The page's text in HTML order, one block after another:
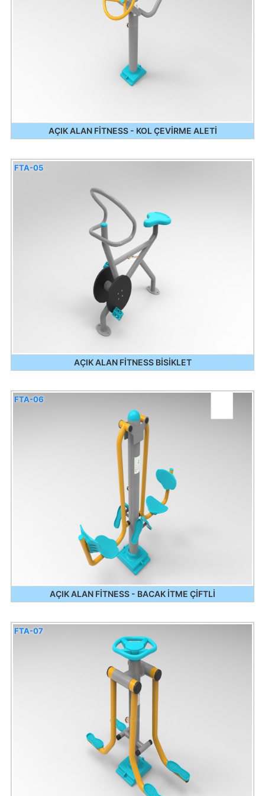
AÇIK ALAN FİTNESS - KOL ÇEVİRME ALETİ
AÇIK ALAN FİTNESS BİSİKLET
FTA-05
AÇIK ALAN FİTNESS - BACAK İTME ÇİFTLİ
FTA-06
FTA-07